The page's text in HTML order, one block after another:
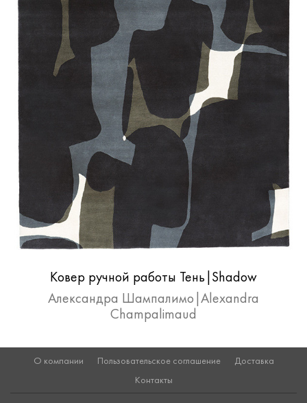
Ковер ручной работы Тень|Shadow
Александра Шампалимо|Alexandra
Champalimaud
О компании Пользовательское соглашение Доставка
Контакты